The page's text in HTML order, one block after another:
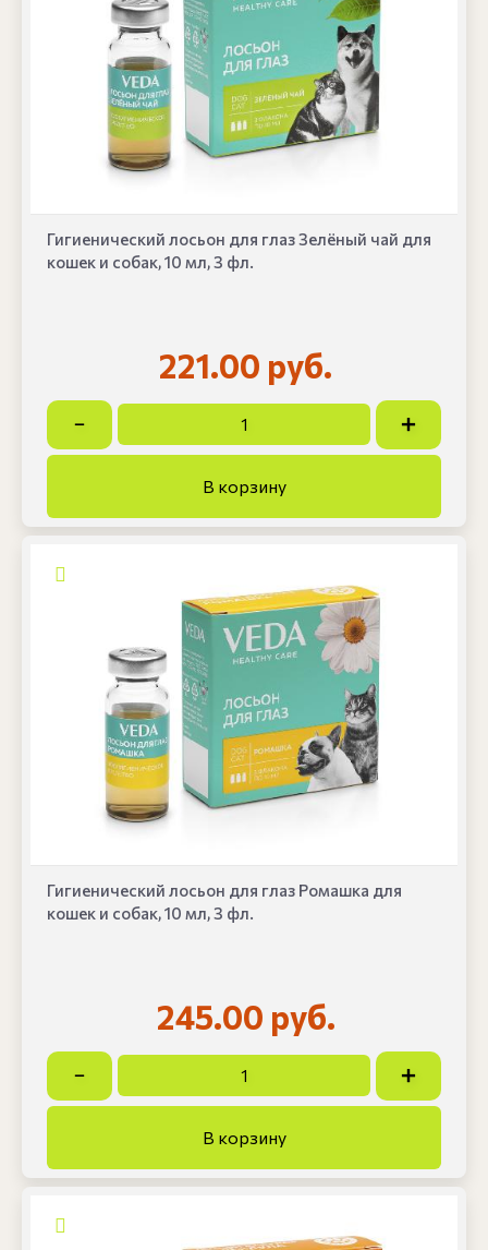
Гигиенический лосьон для глаз Зелёный чай для
кошек и собак, 10 мл, 3 фл.
221.00 руб.
Гигиенический лосьон для глаз Ромашка для
кошек и собак, 10 мл, 3 фл.
245.00 руб.